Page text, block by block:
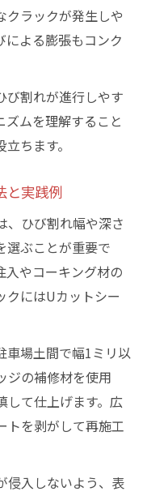
クラックが発生しや
による膨張もコンク
び割れが進行しやす
ズムを理解すること
ちます。
と実践例
、ひび割れ幅や深さ
選ぶことが重要で
入やコーキング材の
クにはUカットシー
車場土間で幅1ミリ以
ジの補修材を使用
して仕上げます。広
トを剥がして再施工
侵入しないよう、表